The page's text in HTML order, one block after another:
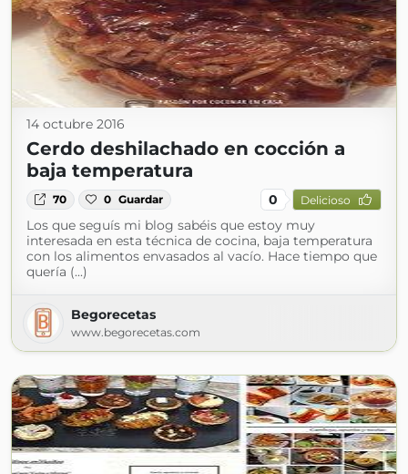
14 octubre 2016
Cerdo deshilachado en cocción a
baja temperatura
70 0 Guardar 0 Delicioso
Los que seguís mi blog sabéis que estoy muy
interesada en esta técnica de cocina, baja temperatura
con los alimentos envasados al vacío. Hace tiempo que
quería (...)
Begorecetas
www.begorecetas.com